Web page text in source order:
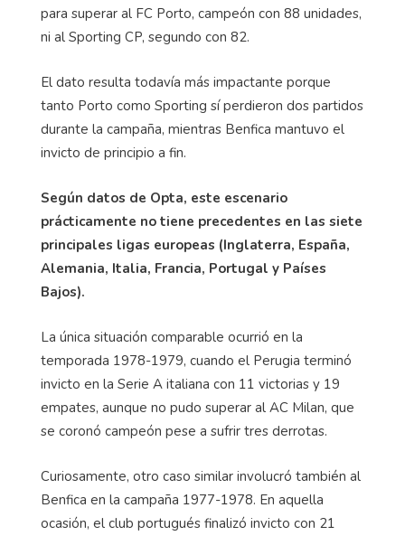
para superar al FC Porto, campeón con 88 unidades,
ni al Sporting CP, segundo con 82.
El dato resulta todavía más impactante porque
tanto Porto como Sporting sí perdieron dos partidos
durante la campaña, mientras Benfica mantuvo el
invicto de principio a fin.
Según datos de Opta, este escenario
prácticamente no tiene precedentes en las siete
principales ligas europeas (Inglaterra, España,
Alemania, Italia, Francia, Portugal y Países
Bajos).
La única situación comparable ocurrió en la
temporada 1978-1979, cuando el Perugia terminó
invicto en la Serie A italiana con 11 victorias y 19
empates, aunque no pudo superar al AC Milan, que
se coronó campeón pese a sufrir tres derrotas.
Curiosamente, otro caso similar involucró también al
Benfica en la campaña 1977-1978. En aquella
ocasión, el club portugués finalizó invicto con 21